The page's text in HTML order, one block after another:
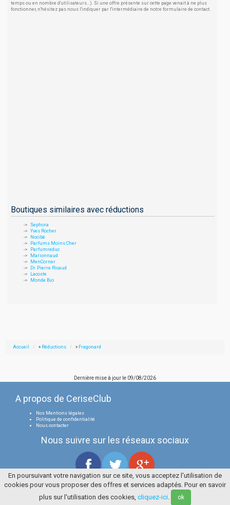
temps ou en nombre d'utilisateurs...). Si une offre présente sur cette page venait à ne plus
fonctionner, n'hésitez pas nous l'indiquer par l'intermédiaire de notre formulaire de contact.
Boutiques similaires avec réductions
Sephora
Yves Rocher
Nocibé
Parfums Moins Cher
Parfumreduc
Marionnaud
MenCorner
Dr. Pierre Ricaud
Lacoste
Monde Bio
Accueil » Réductions » Fragonard
Dernière mise à jour le 09/08/2026
A propos de CeriseClub
Nos Mentions légales
Politique de confidentialité
Nous contacter
Nous suivre sur les réseaux sociaux
Tous droits réservés
La Cerise Bleue 2006 / 2026
En poursuivant votre navigation sur ce site, vous acceptez l'utilisation de
cookies pour vous proposer des offres et services adaptés. Pour en savoir
plus sur l'utilisation des cookies, cliquez-ici ok